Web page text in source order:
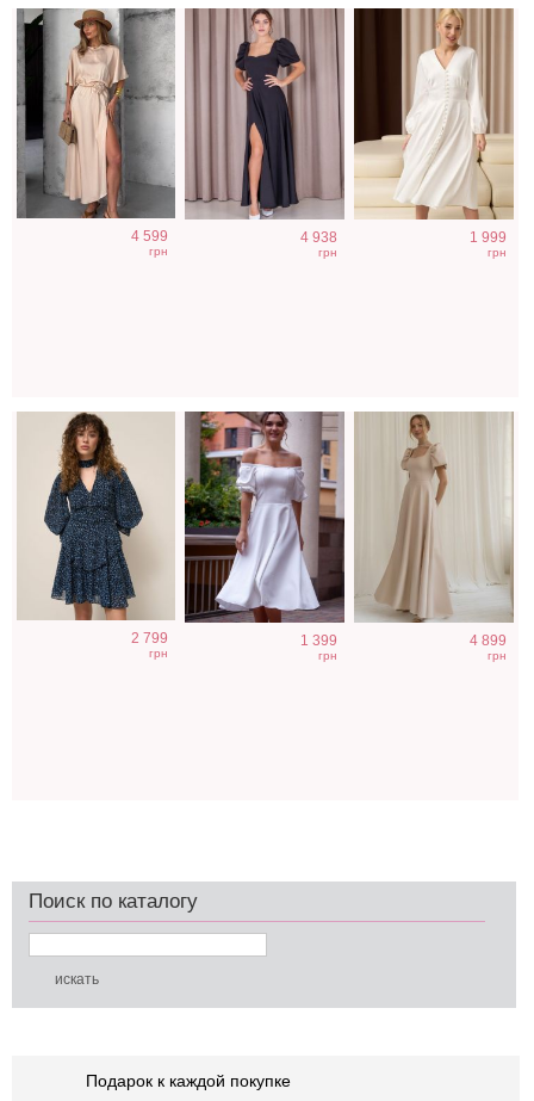
4 599
грн
4 938
грн
1 999
грн
Легкое
шифоновое
короткое платье
2 799
грн
Коктейльное
классическое
белое платье
1 399
грн
Светлое бежевое
платье на
короткий рукав
4 899
грн
Поиск по каталогу
Подарок к каждой покупке